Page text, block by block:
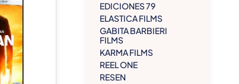
EDICIONES 79
ELASTICA FILMS
GABITA BARBIERI
FILMS
KARMA FILMS
REEL ONE
RESEN